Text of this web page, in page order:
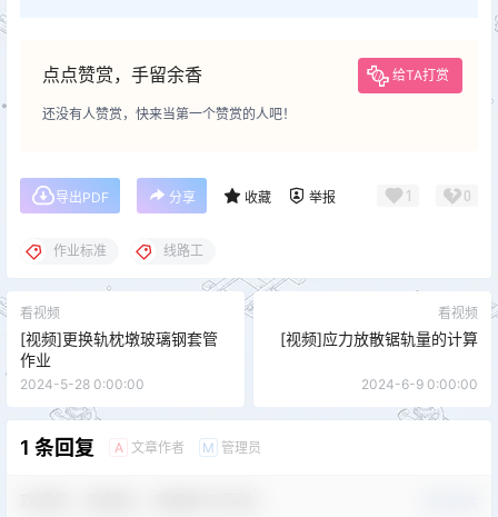
点点赞赏，手留余香 给TA打赏
还没有人赞赏，快来当第一个赞赏的人吧！
导出PDF 分享 收藏 举报 1 0
作业标准 线路工
看视频
[视频]更换轨枕墩玻璃钢套管
作业
2024-5-28 0:00:00
看视频
[视频]应力放散锯轨量的计算
2024-6-9 0:00:00
1 条回复 A 文章作者 M 管理员